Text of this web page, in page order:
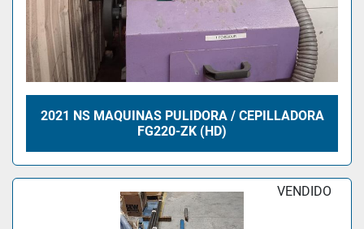
2021 NS MAQUINAS PULIDORA / CEPILLADORA
FG220-ZK (HD)
VENDIDO